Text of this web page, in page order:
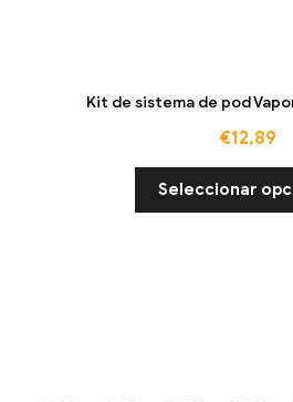
Kit de sistema de pod
€12,89
Seleccionar